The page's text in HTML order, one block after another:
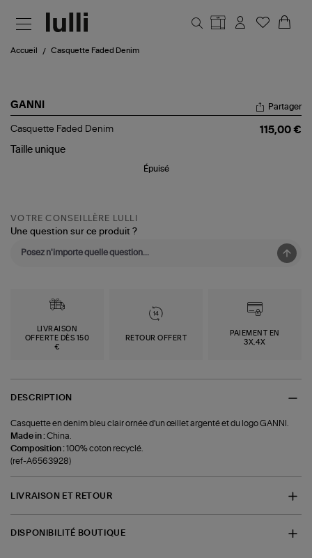
Accueil Casquette Faded Denim
GANNI
Casquette
Denim
Partager
Casquette Faded Denim
115,00 €
Taille unique
Épuisé
VOTRE CONSEILLÈRE LULLI
Une question sur ce produit ?
LIVRAISON
OFFERTE DÈS 150
€
RETOUR OFFERT
PAIEMENT EN
3X,4X
DESCRIPTION
Casquette en denim bleu clair ornée d'un œillet argenté et du logo GANNI.
Made in :China.
Composition :100% coton recyclé.
(ref-A6563928)
LIVRAISON ET RETOUR
DISPONIBILITÉ BOUTIQUE